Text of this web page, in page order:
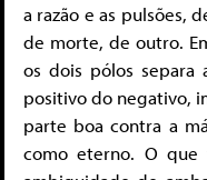
a razão e as pulsões,
de morte, de outro.
os dois pólos
positivo do negativo,
parte boa contra a
como eterno. O que